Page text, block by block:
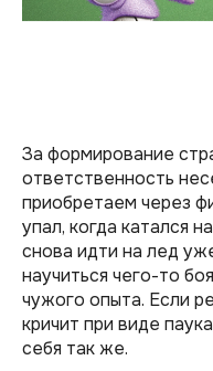
За формирование
ответственность
приобретаем через
упал, когда катался
снова идти на лед
научиться чего-то
чужого опыта. Если
кричит при виде
себя так же.